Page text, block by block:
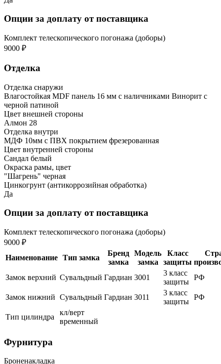
Опции за доплату от поставщика
Комплект телескопического погонажа (доборы)
9000 ₽
Отделка
Отделка снаружи
Влагостойкая MDF панель 16 мм с наличниками Винорит с
черной патиной
Цвет внешней стороны
Алмон 28
Отделка внутри
МДФ 10мм с ПВХ покрытием фрезерованная
Цвет внутренней стороны
Сандал белый
Окраска рамы, цвет
"Шагрень" черная
Цинкогрунт (антикоррозийная обработка)
Да
Опции за доплату от поставщика
Комплект телескопического погонажа (доборы)
9000 ₽
Наименование Тип замка
Бренд
замка
Модель
замка
Класс
защиты
Замок верхний Сувальдный Гардиан 3001
3 класс
защиты
РФ
Замок нижний Сувальдный Гардиан 3011
3 класс
защиты
РФ
Тип цилиндра
кл/верт
временный
Фурнитура
Броненакладка